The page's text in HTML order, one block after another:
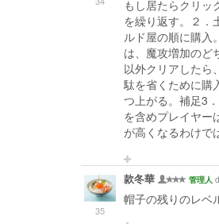
もし居たらクリッ
を繰り返す。２．
ルド屋の順に購入
は、魔攻増加のど
以外クリアしたら
駄を省くために購
つ上がる。補足3
を含めプレイヤー
が高くなるわけで
35
款冬華 管理人
帽子の残りのレベ